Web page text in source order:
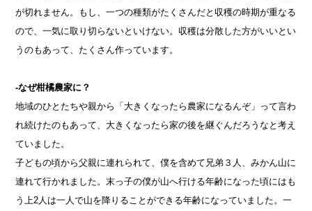
が切れません。もし、一つの種類がたくさんだと収穫の時期が重なる
ので、一気に取り切らないといけない。収穫は分散した方がいいとい
うのもあって、たくさん作っています。
-なぜ柑橘農家に？
地域のひとたちや親から「大きくなったら農家になるんぞ」って言わ
れ続けたのもあって、大きくなったら家の後を継ぐんだろうなと考え
ていました。
子どもの頃から父親に連れられて、僕を含めて兄弟３人、みかん山に
連れて行かれました。末っ子の僕が山へ行ける年齢になった頃にはも
う上2人は一人で山を降りることができる年齢になっていました。一